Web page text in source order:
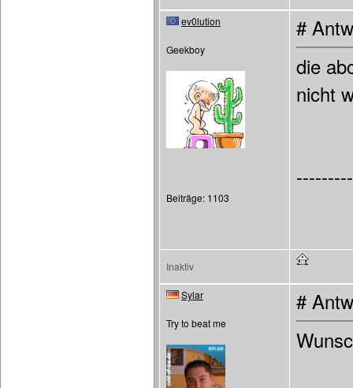
ev0lution
Geekboy
Beiträge: 1103
#
die
nicht
Inaktiv
Sylar
Try to beat me
#